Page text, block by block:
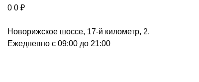
0 0 ₽
Новорижское шоссе, 17-й километр, 2.
Ежедневно с 09:00 до 21:00